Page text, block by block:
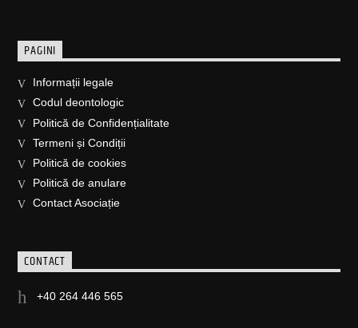
PAGINI
Informații legale
Codul deontologic
Politică de Confidențialitate
Termeni și Condiții
Politică de cookies
Politică de anulare
Contact Asociație
CONTACT
+40 264 446 565